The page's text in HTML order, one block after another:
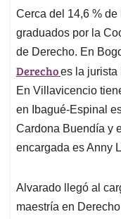
Cerca del 14,6 %
graduados por la
de Derecho. En
Derechoes la jurista
En Villavicencio
en Ibagué-Espinal
Cardona Buendía y
encargada es Anny
Alvarado llegó al
maestría en